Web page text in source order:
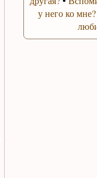
у него ко мне?